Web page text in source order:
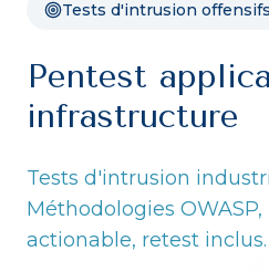
Tests d'intrusion offensifs
Pentest
infrastructure
Tests d'intrusion
Méthodologies OWASP,
actionable, retest inclus.